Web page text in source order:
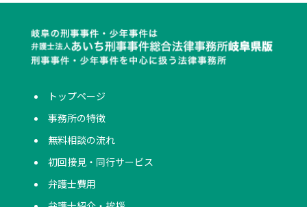
トップページ
事務所の特徴
無料相談の流れ
初回接見・同行サービス
弁護士費用